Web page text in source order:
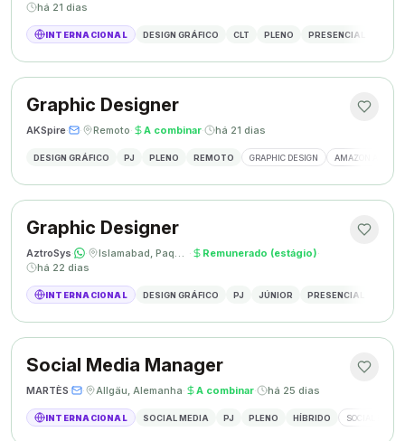
há 21 dias
INTERNACIONAL DESIGN GRÁFICO CLT PLENO PRESENCIAL
Graphic Designer
AKSpire· · Remoto· A combinar· há 21 dias
DESIGN GRÁFICO PJ PLENO REMOTO GRAPHIC DESIGN AMAZON A+
Graphic Designer
AztroSys· · Islamabad, Paquistão · Remunerado (estágio)·
há 22 dias
INTERNACIONAL DESIGN GRÁFICO PJ JÚNIOR PRESENCIAL
Social Media Manager
MARTÈS· · Allgäu, Alemanha· A combinar· há 25 dias
INTERNACIONAL SOCIAL MEDIA PJ PLENO HÍBRIDO SOCIAL MEDIA